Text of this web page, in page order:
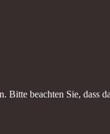
beachten Sie, dass